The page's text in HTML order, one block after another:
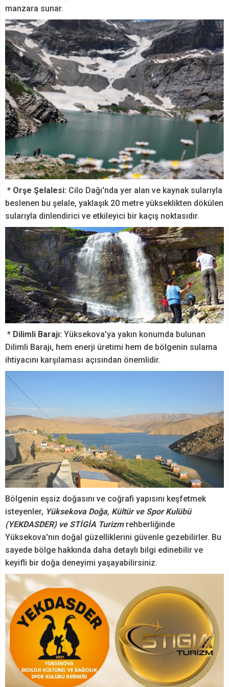
manzara sunar.
* Orşe Şelalesi: Cilo Dağı'nda yer alan ve kaynak sularıyla
beslenen bu şelale, yaklaşık 20 metre yükseklikten dökülen
sularıyla dinlendirici ve etkileyici bir kaçış noktasıdır.
* Dilimli Barajı: Yüksekova'ya yakın konumda bulunan
Dilimli Barajı, hem enerji üretimi hem de bölgenin sulama
ihtiyacını karşılaması açısından önemlidir.
Bölgenin eşsiz doğasını ve coğrafi yapısını keşfetmek
isteyenler, Yüksekova Doğa, Kültür ve Spor Kulübü
(YEKDASDER) ve STİGİA Turizm rehberliğinde
Yüksekova'nın doğal güzelliklerini güvenle gezebilirler. Bu
sayede bölge hakkında daha detaylı bilgi edinebilir ve
keyifli bir doğa deneyimi yaşayabilirsiniz.